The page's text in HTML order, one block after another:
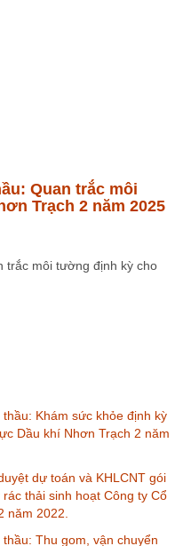
Quan trắc môi
Trạch 2 năm 2025
trắc môi tường định kỳ cho
Khám sức khỏe định kỳ
Dầu khí Nhơn Trạch 2 năm
dự toán và KHLCNT gói
thải sinh hoạt Công ty Cổ
năm 2022.
Thu gom, vận chuyển